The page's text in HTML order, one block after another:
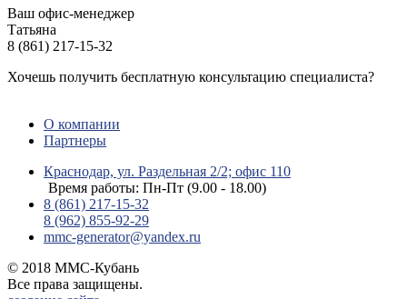
Ваш офис-менеджер
Татьяна
8 (861) 217-15-32
Хочешь получить бесплатную консультацию специалиста?
О компании
Партнеры
Краснодар, ул. Раздельная 2/2; офис 110
Время работы: Пн-Пт (9.00 - 18.00)
8 (861) 217-15-32
8 (962) 855-92-29
mmc-generator@yandex.ru
© 2018 ММС-Кубань
Все права защищены.